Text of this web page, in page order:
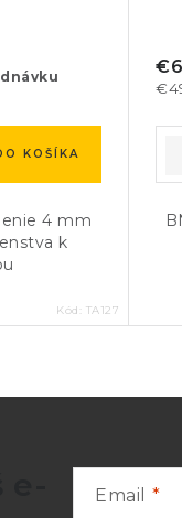
KOŠÍKA
4 mm
k
Kód: TA127
Email